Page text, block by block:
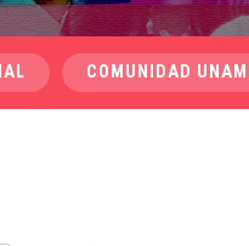
COMUNIDAD UNAM